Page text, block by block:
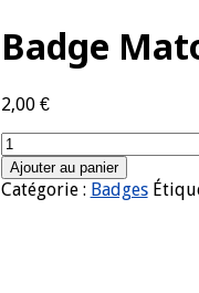
Badge
2,00 €
quantité
de
Badge
Matoub
Ajouter au panier
Catégorie : Badges